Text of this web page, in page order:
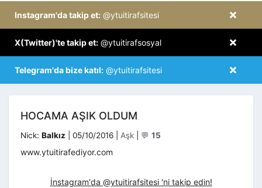
×
Instagram'da takip et: @ytuitirafsitesi
×
X(Twitter)'te takip et: @ytuitirafsosyal
×
Telegram'da bize katıl: @ytuitirafsitesi
HOCAMA AŞIK OLDUM
Nick: Balkız 05/10/2016 Kategoriler
Aşk 💬 15
www.ytuitirafediyor.com
İnstagram'da @ytuitirafsitesi 'ni takip edin!